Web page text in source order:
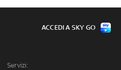
Servizi:
ACCEDI A SKY GO